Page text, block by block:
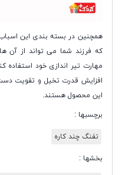
که فرزند شما می تواند از آن
مهارت تیر اندازی خود استفاده
افزایش قدرت تخیل و تقویت
این محصول هستند.
برچسبها :
تفنگ چند کاره
بخشها :